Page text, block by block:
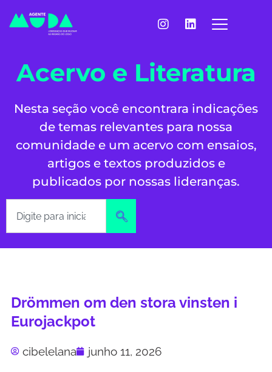
Acervo e Literatura
Nesta seção você encontrara indicações
de temas relevantes para nossa
comunidade e um acervo com ensaios,
artigos e textos produzidos e
publicados por nossas lideranças.
Drömmen om den stora vinsten i
Eurojackpot
cibelelana junho 11, 2026